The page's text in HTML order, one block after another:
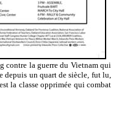
contre la guerre du Vietnam qui
depuis un quart de siècle, fut lu,
la classe opprimée qui combat